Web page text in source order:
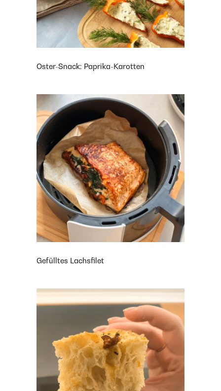
Oster-Snack: Paprika-Karotten
Gefülltes Lachsfilet